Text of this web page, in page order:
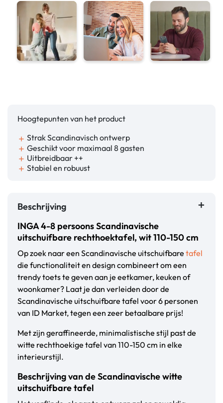
Hoogtepunten van het product
add Strak Scandinavisch ontwerp
add Geschikt voor maximaal 8 gasten
add Uitbreidbaar ++
add Stabiel en robuust
Beschrijving
INGA 4-8 persoons Scandinavische
uitschuifbare rechthoektafel, wit 110-150 cm
Op zoek naar een Scandinavische uitschuifbare tafel
die functionaliteit en design combineert om een
trendy toets te geven aan je eetkamer, keuken of
woonkamer? Laat je dan verleiden door de
Scandinavische uitschuifbare tafel voor 6 personen
van ID Market, tegen een zeer betaalbare prijs!
Met zijn geraffineerde, minimalistische stijl past de
witte rechthoekige tafel van 110-150 cm in elke
interieurstijl.
Beschrijving van de Scandinavische witte
uitschuifbare tafel